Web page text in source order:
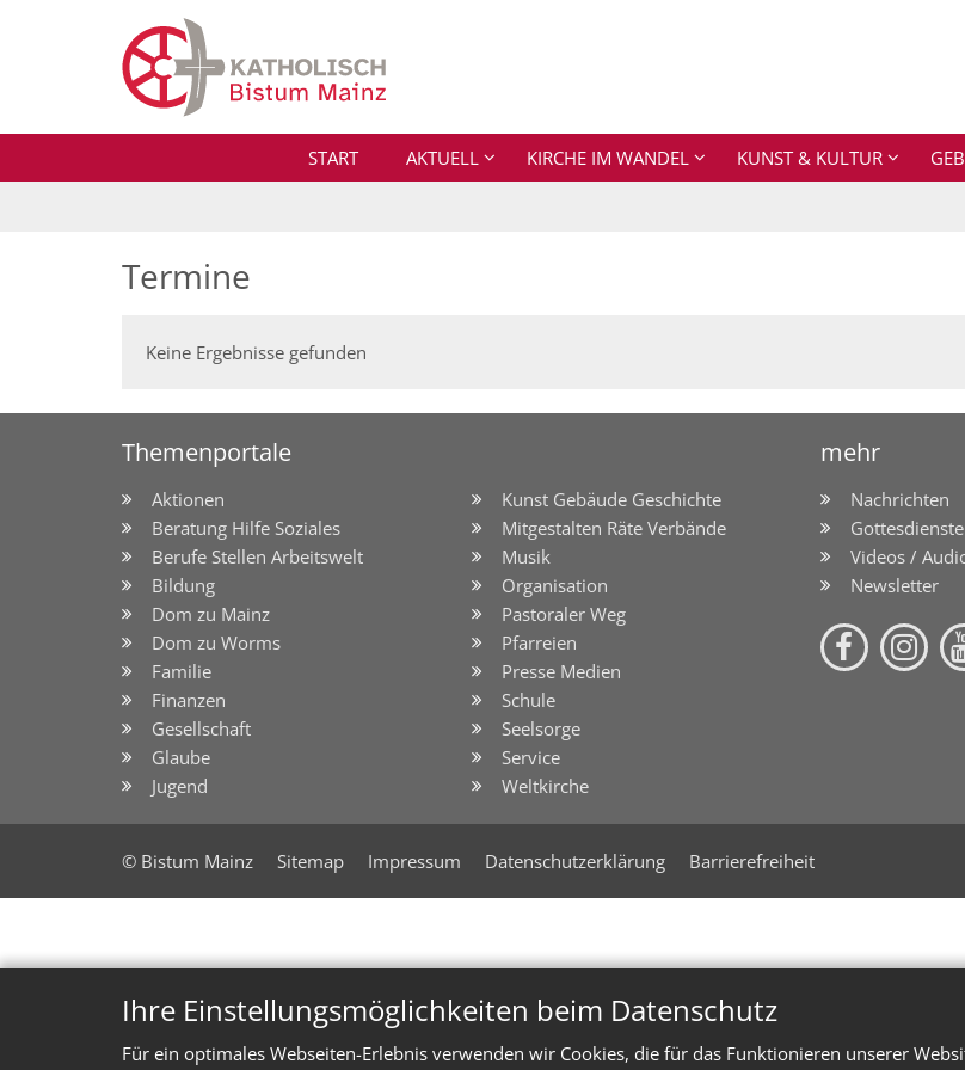
Ihre Einstellungsmöglichkeiten beim Datenschutz
Für ein optimales Webseiten-Erlebnis verwenden wir Cookies, die für das Funktionieren unserer
START AKTUELL KIRCHE IM WANDEL KUNST & KULTUR
Termine
Keine Ergebnisse gefunden
Themenportale mehr
Aktionen
Beratung Hilfe Soziales
Berufe Stellen Arbeitswelt
Bildung
Dom zu Mainz
Dom zu Worms
Familie
Finanzen
Gesellschaft
Glaube
Jugend
Kunst Gebäude Geschichte
Mitgestalten Räte Verbände
Musik
Organisation
Pastoraler Weg
Pfarreien
Presse Medien
Schule
Seelsorge
Service
Weltkirche
Nachrichten
Gottesdienste
Videos /
Newsletter
© Bistum Mainz Sitemap Impressum Datenschutzerklärung Barrierefreiheit